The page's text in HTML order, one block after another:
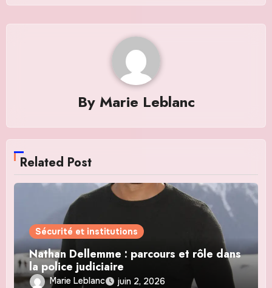
By Marie Leblanc
Related Post
Sécurité et institutions
Nathan Dellemme : parcours et rôle dans
la police judiciaire
Marie Leblanc juin 2, 2026